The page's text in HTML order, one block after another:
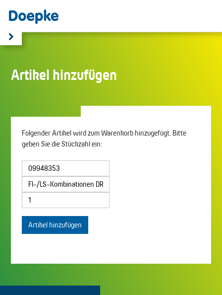
Artikel hinzufügen
Folgender Artikel wird zum Warenkorb hinzugefügt. Bitte
geben Sie die Stückzahl ein:
Artikel hinzufügen